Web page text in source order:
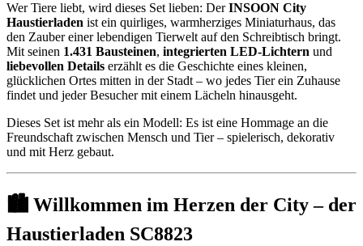
Wer Tiere liebt, wird dieses Set lieben: DerINSOON City
Haustierladen ist ein quirliges, warmherziges Miniaturhaus, das
den Zauber einer lebendigen Tierwelt auf den Schreibtisch bringt.
Mit seinen 1.431 Bausteinen, integrierten LED-Lichtern und
liebevollen Details erzählt es die Geschichte eines kleinen,
glücklichen Ortes mitten in der Stadt – wo jedes Tier ein Zuhause
findet und jeder Besucher mit einem Lächeln hinausgeht.
Dieses Set ist mehr als ein Modell: Es ist eine Hommage an die
Freundschaft zwischen Mensch und Tier – spielerisch, dekorativ
und mit Herz gebaut.
🏙️ Willkommen im Herzen der City – der
Haustierladen SC8823